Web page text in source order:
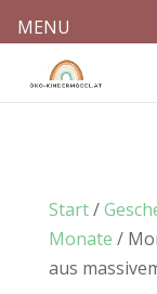
Start/
Monate /
aus
MENU